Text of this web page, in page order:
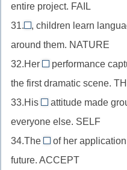
+co-
в
качестве
подлежащего,
ion
(лишнее
e)
//
существительное
в
качестве
подлежащего,
ure
entire project. FAIL
31.
Naturally
//
наречие
в
начале
предложения,
, children learn
around them. NATURE
32.Her
theatrical
//
прилагательное
перед
существительным,
theatre
performance
the first dramatic scene.
33.His
//
прилагательное
перед
attitude made
everyone else. SELF
34.The
acceptance
//
of her
future. ACCEPT